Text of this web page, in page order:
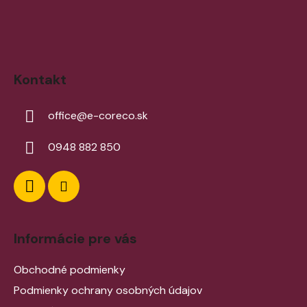
Kontakt
office@e-coreco.sk
0948 882 850
Informácie pre vás
Obchodné podmienky
Podmienky ochrany osobných údajov